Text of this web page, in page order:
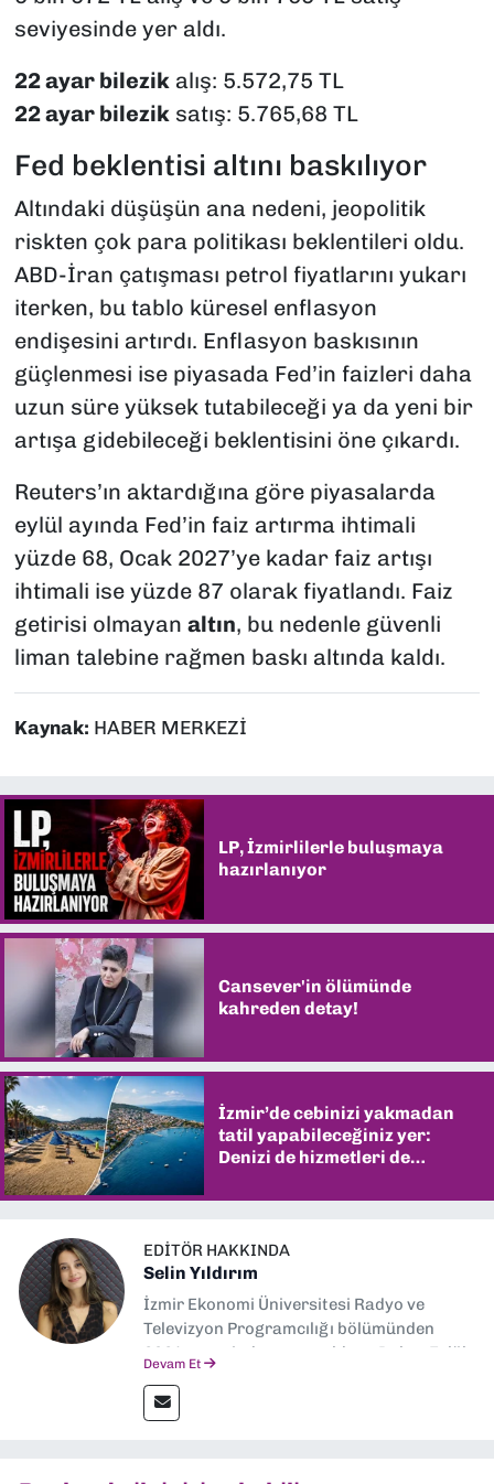
seviyesinde yer aldı.
22 ayar bilezik alış: 5.572,75 TL
22 ayar bilezik satış: 5.765,68 TL
Fed beklentisi altını baskılıyor
Altındaki düşüşün ana nedeni, jeopolitik
riskten çok para politikası beklentileri oldu.
ABD-İran çatışması petrol fiyatlarını yukarı
iterken, bu tablo küresel enflasyon
endişesini artırdı. Enflasyon baskısının
güçlenmesi ise piyasada Fed’in faizleri daha
uzun süre yüksek tutabileceği ya da yeni bir
artışa gidebileceği beklentisini öne çıkardı.
Reuters’ın aktardığına göre piyasalarda
eylül ayında Fed’in faiz artırma ihtimali
yüzde 68, Ocak 2027’ye kadar faiz artışı
ihtimali ise yüzde 87 olarak fiyatlandı. Faiz
getirisi olmayan altın, bu nedenle güvenli
liman talebine rağmen baskı altında kaldı.
Kaynak: HABER MERKEZİ
LP, İzmirlilerle buluşmaya
hazırlanıyor
Cansever'in ölümünde
kahreden detay!
İzmir’de cebinizi yakmadan
tatil yapabileceğiniz yer:
Denizi de hizmetleri de
EDITÖR HAKKINDA
Selin Yıldırım
İzmir Ekonomi Üniversitesi Radyo ve
Televizyon Programcılığı bölümünden
2024 senesinde mezun oldum. Dokuz Eylül
editörlük görevini de üstleniyorum.
Devam Et